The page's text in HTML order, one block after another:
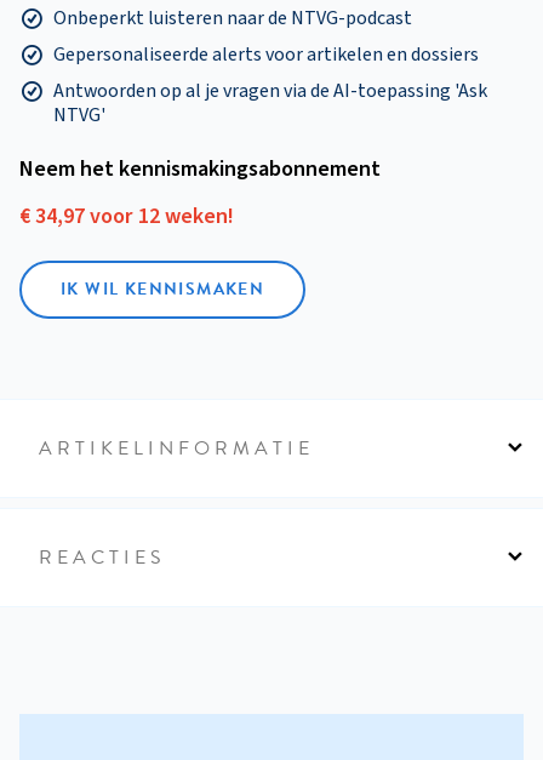
Onbeperkt luisteren naar de NTVG-podcast
Gepersonaliseerde alerts voor artikelen en dossiers
Antwoorden op al je vragen via de AI-toepassing 'Ask
NTVG'
Neem het kennismakings­abonnement
€ 34,97 voor 12 weken!
IK WIL KENNISMAKEN
ARTIKELINFORMATIE
REACTIES